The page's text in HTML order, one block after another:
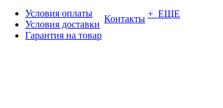
Условия оплаты
Условия доставки
Гарантия на товар
Контакты + ЕЩЕ